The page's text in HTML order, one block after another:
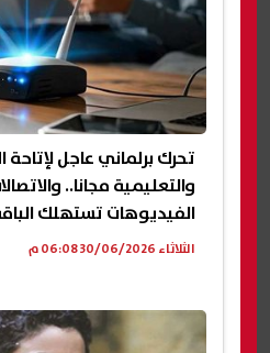
تحرك برلماني عاجل
والتعليمية مجانا..
الفيديوهات تستهلك
الثلاثاء 30/06/2026 06:08 م